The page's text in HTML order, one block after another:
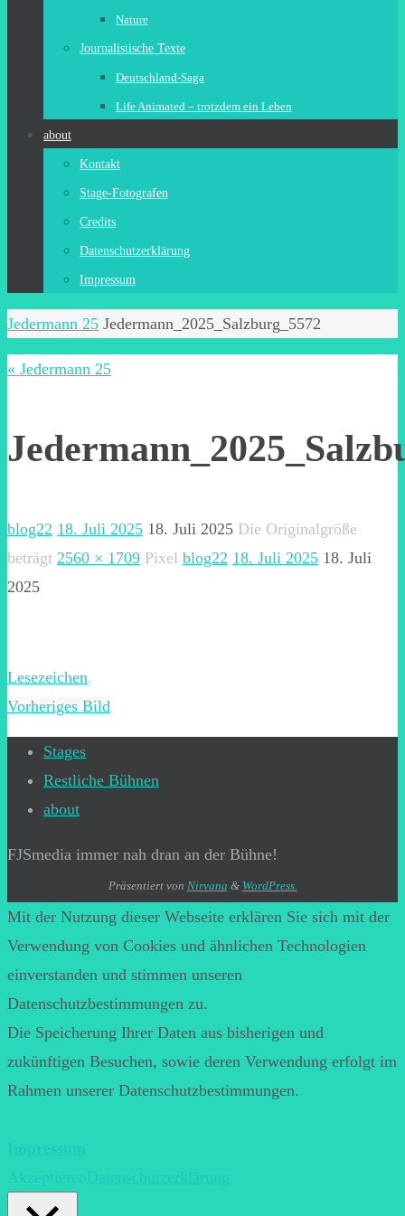
Nature
Journalistische Texte
Deutschland-Saga
Life Animated – trotzdem ein Leben
about
Kontakt
Stage-Fotografen
Credits
Datenschutzerklärung
Impressum
Start
Jedermann 25 Jedermann_2025_Salzburg_5572
« Jedermann 25
blog22 18. Juli 2025 18. Juli 2025 Die Originalgröße
beträgt 2560 × 1709 Pixel blog22 18. Juli 2025 18. Juli
2025
Lesezeichen.
Vorheriges Bild
Stages
Restliche Bühnen
about
FJSmedia immer nah dran an der Bühne!
Präsentiert von Nirvana & WordPress.
Mit der Nutzung dieser Webseite erklären Sie sich mit der
Verwendung von Cookies und ähnlichen Technologien
einverstanden und stimmen unseren
Datenschutzbestimmungen zu.
Die Speicherung Ihrer Daten aus bisherigen und
zukünftigen Besuchen, sowie deren Verwendung erfolgt im
Rahmen unserer Datenschutzbestimmungen.